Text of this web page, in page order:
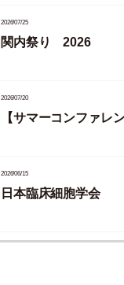
2026/07/25
関内祭り 2026
2026/07/20
【サマーコンファレ
2026/06/15
日本臨床細胞学会